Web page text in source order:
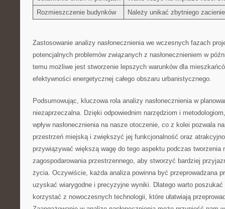
Rozmieszczenie budynków
Należy unikać zbytniego
Zastosowanie analizy‍ nasłonecznienia we wczesnych fazach
potencjalnych ⁢problemów⁣ związanych z nasłonecznieniem w
temu możliwe jest stworzenie lepszych warunków dla
efektywności energetycznej całego obszaru urbanistycznego.
Podsumowując, kluczowa rola analizy nasłonecznienia⁤ w
niezaprzeczalna. Dzięki odpowiednim narzędziom i
wpływ‌ nasłonecznienia⁢ na nasze otoczenie, co ‌z kolei pozwala
przestrzeń miejską i zwiększyć jej funkcjonalność oraz
‌przywiązywać większą wagę do tego aspektu podczas tworzenia
zagospodarowania przestrzennego, aby stworzyć bardziej
życia. Oczywiście, każda analiza powinna być przeprowadzana
uzyskać wiarygodne i precyzyjne wyniki. Dlatego warto
korzystać z nowoczesnych​ technologii, które ułatwiają